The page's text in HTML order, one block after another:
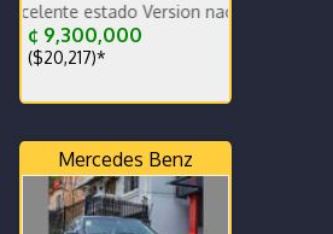
Eléctrica Cámara 540 Sensores
Version nacional Nada que hacerle
¢ 9,300,000
($20,217)*
Mercedes Benz